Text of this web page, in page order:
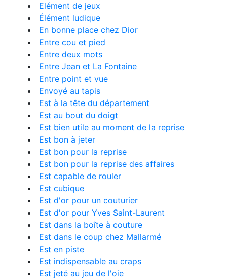
Elément de jeux
Élément ludique
En bonne place chez Dior
Entre cou et pied
Entre deux mots
Entre Jean et La Fontaine
Entre point et vue
Envoyé au tapis
Est à la tête du département
Est au bout du doigt
Est bien utile au moment de la reprise
Est bon à jeter
Est bon pour la reprise
Est bon pour la reprise des affaires
Est capable de rouler
Est cubique
Est d'or pour un couturier
Est d'or pour Yves Saint-Laurent
Est dans la boîte à couture
Est dans le coup chez Mallarmé
Est en piste
Est indispensable au craps
Est jeté au jeu de l'oie